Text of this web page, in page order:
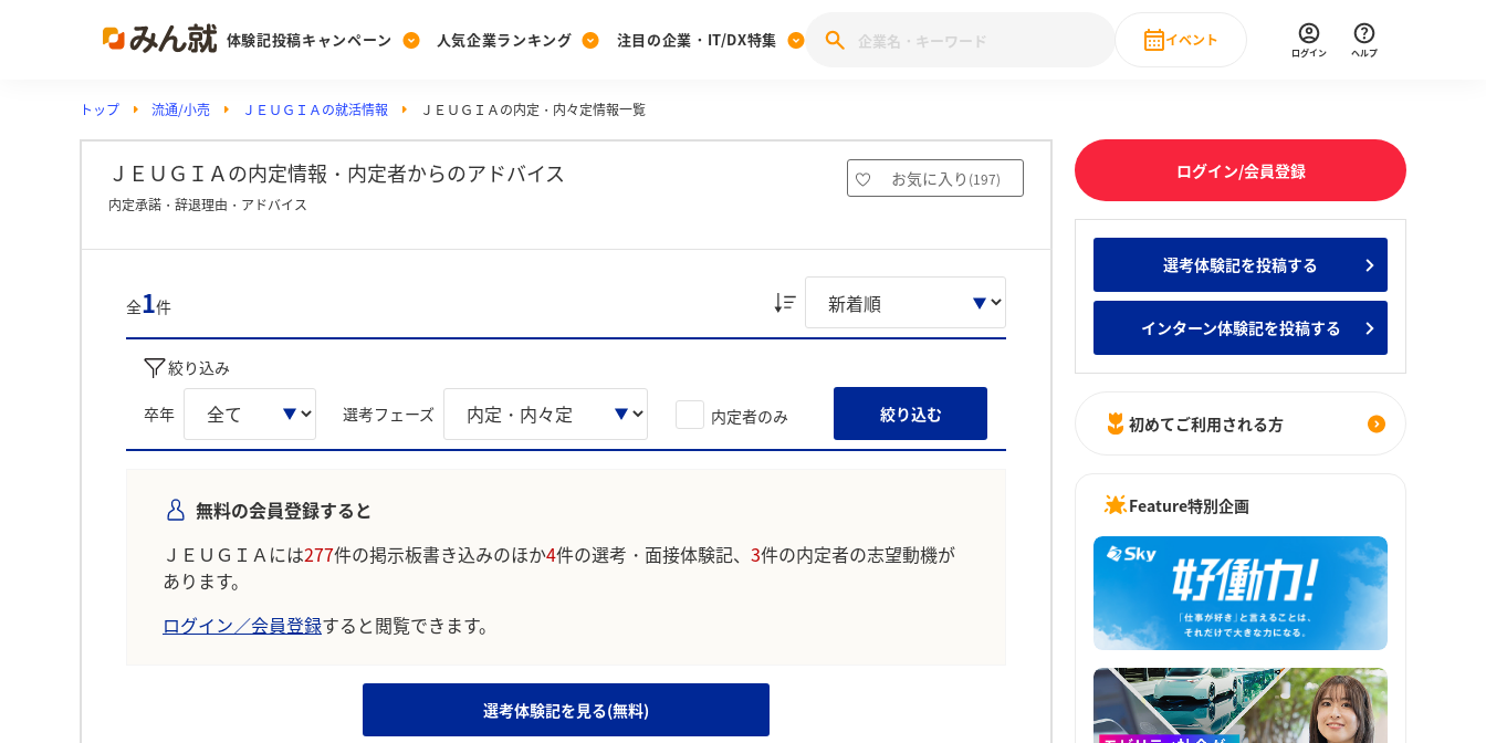
体験記投稿キャンペーン
Post
投稿する
[27卒] 本選考体験記投稿キャンペーン
人気企業ランキング
Ranking
ランキングを見る
Vote みんなの新卒就職人気企業ランキング みんなのインターン人気企業ランキ
注目の企業・IT/DX特集
PickUp
注目の企業特集
28卒 IT・DX現場社員インタビュー
イベント
直近のイベント一覧
ログイン ヘルプ
トップ 流通/小売 ＪＥＵＧＩＡの就活情報 ＪＥＵＧＩＡの内定・内々定情報一覧
ＪＥＵＧＩＡの内定情報・内定者からのアドバイス お気に入り (197)
内定承諾・辞退理由・アドバイス
全1件
絞り込み
卒年 選考フェーズ 内定者のみ 絞り込む
無料の会員登録すると
ＪＥＵＧＩＡには277件の掲示板書き込みのほか4件の選考・面接体験記、 3件の内定者の志望動機が
あります。
ログイン／会員登録すると閲覧できます。
選考体験記を見る(無料)
ログイン/会員登録
選考体験記を投稿する
インターン体験記を投稿する
初めてご利用される方
Feature特別企画